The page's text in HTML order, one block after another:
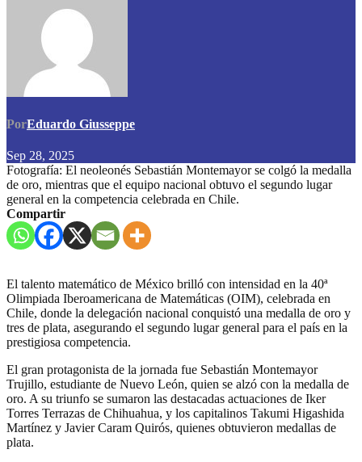
PorEduardo Giusseppe
Sep 28, 2025
Fotografía: El neoleonés Sebastián Montemayor se colgó la medalla
de oro, mientras que el equipo nacional obtuvo el segundo lugar
general en la competencia celebrada en Chile.
Compartir
El talento matemático de México brilló con intensidad en la 40ª
Olimpiada Iberoamericana de Matemáticas (OIM), celebrada en
Chile, donde la delegación nacional conquistó una medalla de oro y
tres de plata, asegurando el segundo lugar general para el país en la
prestigiosa competencia.
El gran protagonista de la jornada fue Sebastián Montemayor
Trujillo, estudiante de Nuevo León, quien se alzó con la medalla de
oro. A su triunfo se sumaron las destacadas actuaciones de Iker
Torres Terrazas de Chihuahua, y los capitalinos Takumi Higashida
Martínez y Javier Caram Quirós, quienes obtuvieron medallas de
plata.